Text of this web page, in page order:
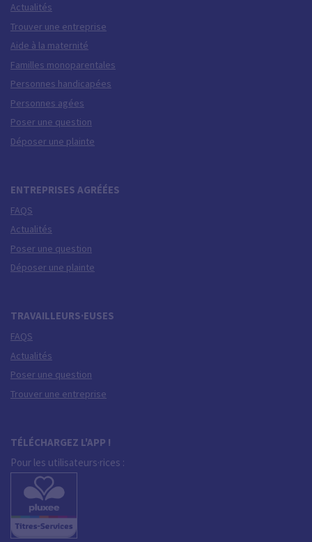
Actualités
Trouver une entreprise
Aide à la maternité
Familles monoparentales
Personnes handicapées
Personnes agées
Poser une question
Déposer une plainte
ENTREPRISES AGRÉÉES
FAQS
Actualités
Poser une question
Déposer une plainte
TRAVAILLEURS·EUSES
FAQS
Actualités
Poser une question
Trouver une entreprise
TÉLÉCHARGEZ L'APP !
Pour les utilisateurs·rices :